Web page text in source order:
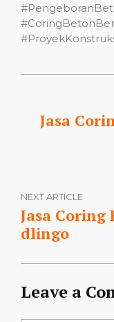
Jasa
NEXT ARTICLE
Jasa
dlingo
Leave a